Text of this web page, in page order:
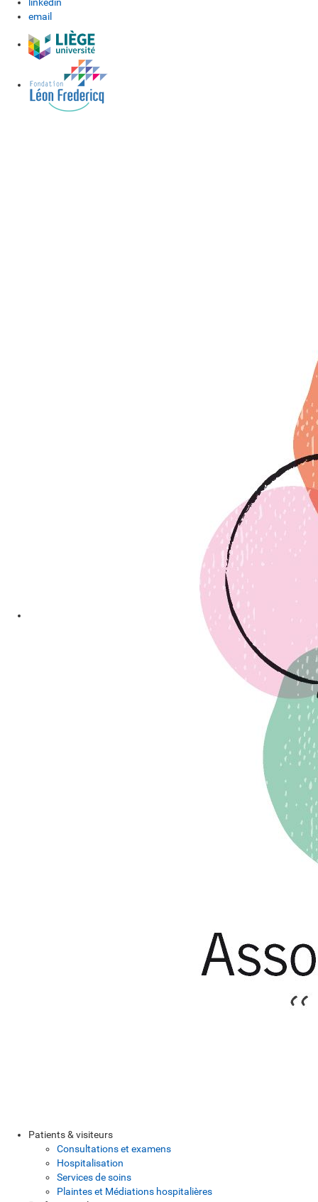
email
Patients & visiteurs
Consultations et examens
Hospitalisation
Services de soins
Plaintes et Médiations hospitalières